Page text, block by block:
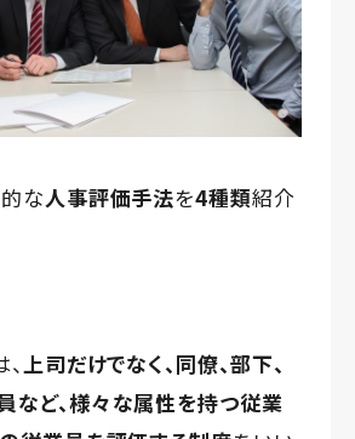
な人事評価手法を4種類紹介
上司だけでなく、同僚、部下、
など、様々な属性を持つ従業